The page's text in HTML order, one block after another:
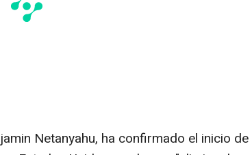
Netanyahu, ha confirmado el inicio de